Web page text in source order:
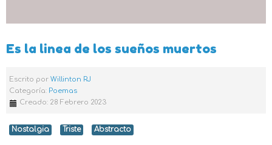
Es la linea de los sueños muertos
Escrito por Willinton RJ
Categoría: Poemas
Creado: 28 Febrero 2023
Nostalgia Triste Abstracto